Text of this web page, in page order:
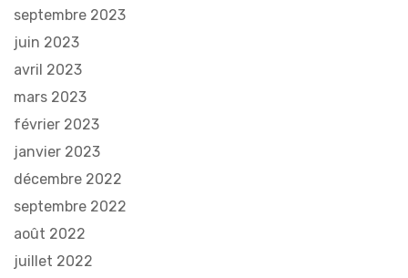
septembre 2023
juin 2023
avril 2023
mars 2023
février 2023
janvier 2023
décembre 2022
septembre 2022
août 2022
juillet 2022